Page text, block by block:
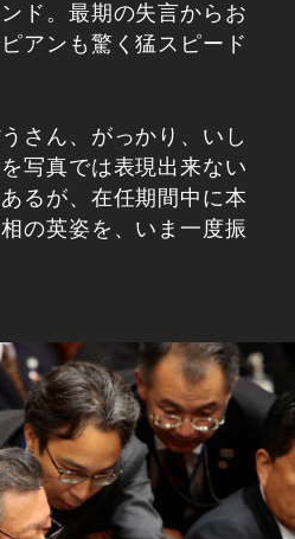
ド。最期の失言からお
アンも驚く猛スピード
さん、がっかり、いし
写真では表現出来ない
るが、在任期間中に本
の英姿を、いま一度振